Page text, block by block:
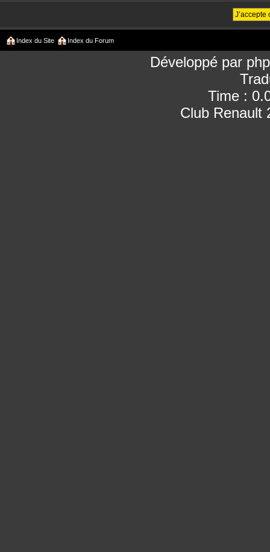
Index du Site Index du Forum
Développé par
Time :
Club Renault